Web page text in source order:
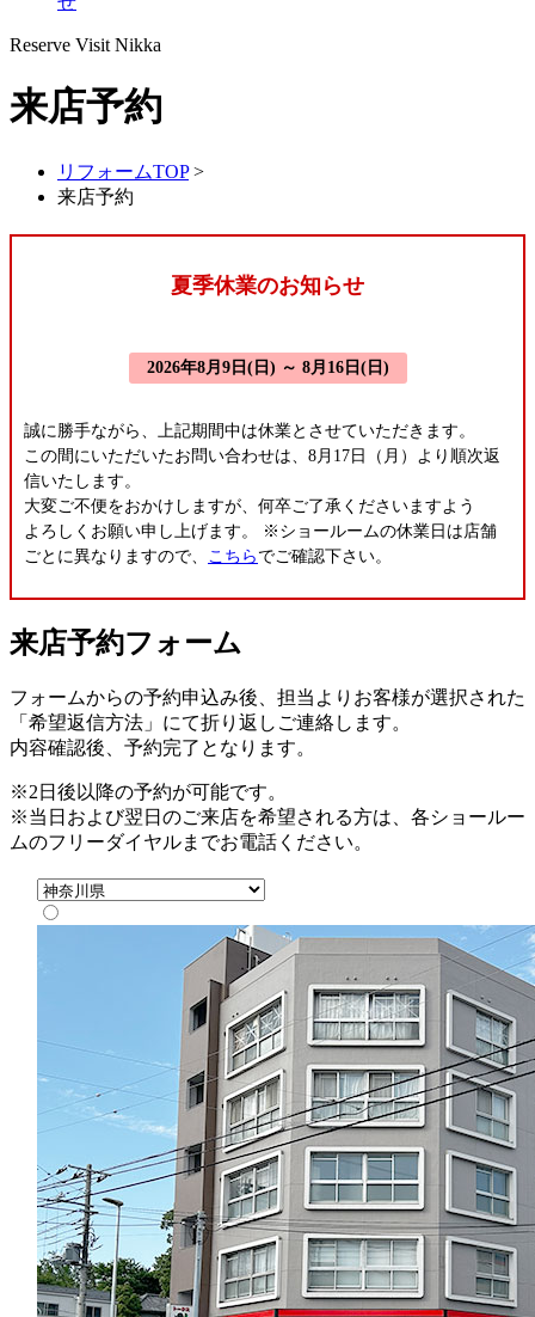
Reserve Visit Nikka
来店予約
リフォームTOP>
来店予約
夏季休業のお知らせ
2026年8月9日(日) ～ 8月16日(日)
誠に勝手ながら、上記期間中は休業とさせていただきます。
この間にいただいたお問い合わせは、8月17日（月）より順次返
信いたします。
大変ご不便をおかけしますが、何卒ご了承くださいますよう
よろしくお願い申し上げます。
※ショールームの休業日は店舗
ごとに異なりますので、
こちら でご確認下さい。
来店予約フォーム
フォームからの予約申込み後、担当よりお客様が選択された
「希望返信方法」にて折り返しご連絡します。
内容確認後、予約完了となります。
※2日後以降の予約が可能です。
※当日および翌日のご来店を希望される方は、各ショールー
ムのフリーダイヤルまでお電話ください。